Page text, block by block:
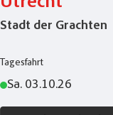
Stadt der Grachten
Tagesfahrt
Sa. 03.10.26